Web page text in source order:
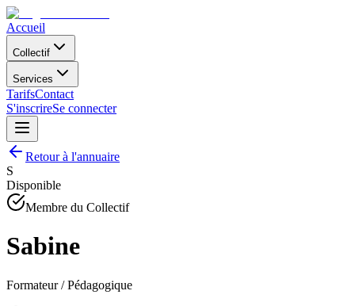
Accueil
Collectif
Services
TarifsContact
S'inscrireSe connecter
Retour à l'annuaire
S
Disponible
Membre du Collectif
Sabine
Formateur / Pédagogique